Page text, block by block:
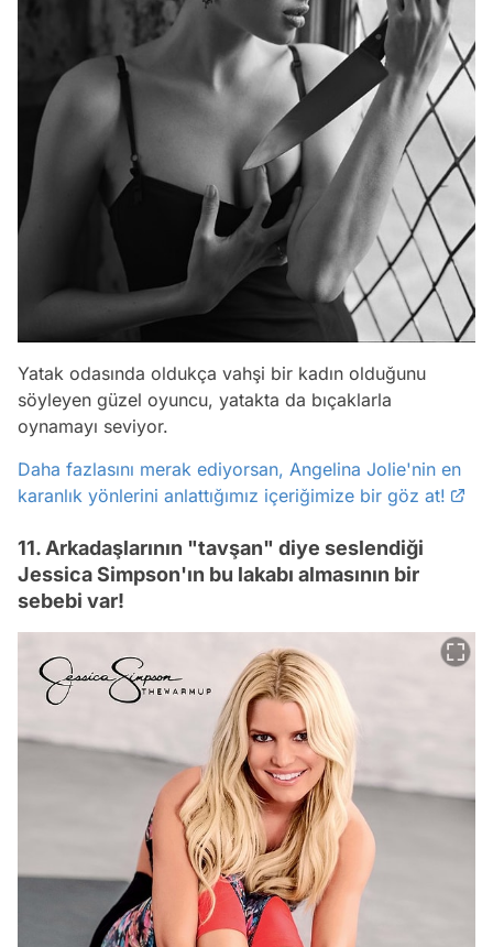
Yatak odasında oldukça vahşi bir kadın olduğunu
söyleyen güzel oyuncu, yatakta da bıçaklarla
oynamayı seviyor.
Daha fazlasını merak ediyorsan, Angelina Jolie'nin en
karanlık yönlerini anlattığımız içeriğimize bir göz at!
11. Arkadaşlarının "tavşan" diye seslendiği
Jessica Simpson'ın bu lakabı almasının bir
sebebi var!